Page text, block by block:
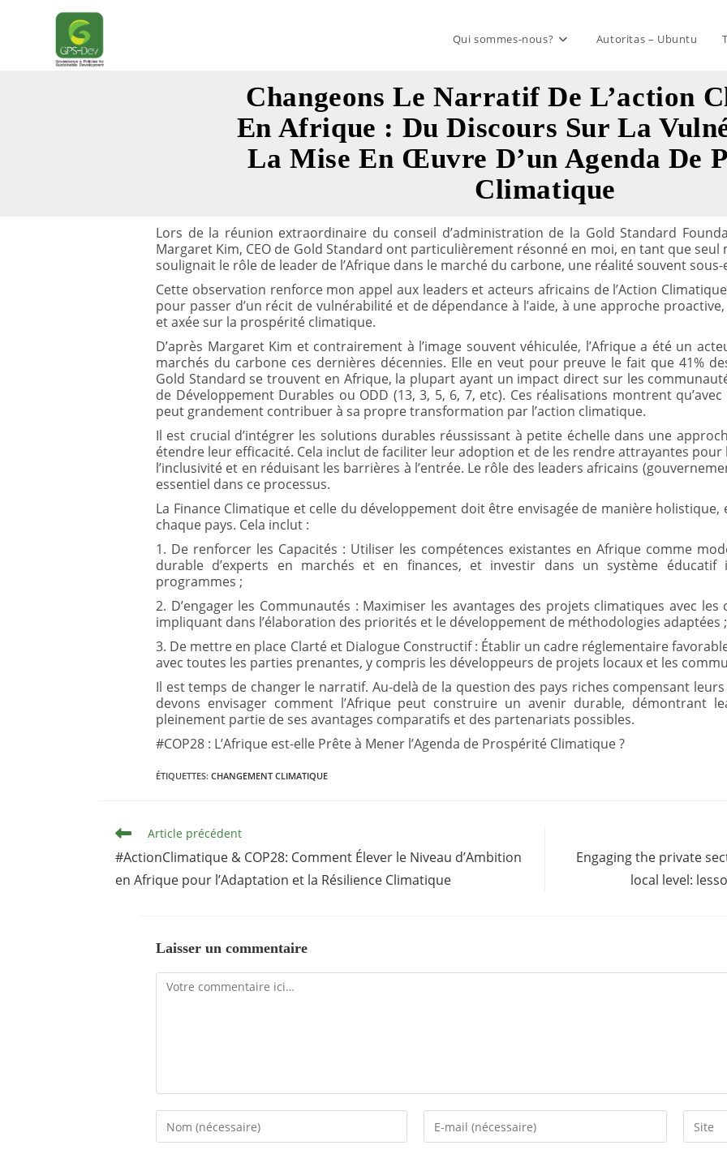
Qui sommes-nous? Autoritas – Ubuntu
Changeons Le Narratif De L’action
En Afrique : Du Discours Sur La
La Mise En Œuvre D’un Agenda De
Climatique
Lors de la réunion extraordinaire du conseil d’administration de la Gold Standard
Margaret Kim, CEO de Gold Standard ont particulièrement résonné en moi, en tant que
soulignait le rôle de leader de l’Afrique dans le marché du carbone, une réalité souvent
Cette observation renforce mon appel aux leaders et acteurs africains de l’Action
pour passer d’un récit de vulnérabilité et de dépendance à l’aide, à une approche
et axée sur la prospérité climatique.
D’après Margaret Kim et contrairement à l’image souvent véhiculée, l’Afrique a été un
marchés du carbone ces dernières décennies. Elle en veut pour preuve le fait que 41%
Gold Standard se trouvent en Afrique, la plupart ayant un impact direct sur les
de Développement Durables ou ODD (13, 3, 5, 6, 7, etc). Ces réalisations montrent
peut grandement contribuer à sa propre transformation par l’action climatique.
Il est crucial d’intégrer les solutions durables réussissant à petite échelle dans une
étendre leur efficacité. Cela inclut de faciliter leur adoption et de les rendre attrayantes
l’inclusivité et en réduisant les barrières à l’entrée. Le rôle des leaders africains
essentiel dans ce processus.
La Finance Climatique et celle du développement doit être envisagée de manière
chaque pays. Cela inclut :
1. De renforcer les Capacités : Utiliser les compétences existantes en Afrique comme
durable d’experts en marchés et en finances, et investir dans un système
programmes ;
2. D’engager les Communautés : Maximiser les avantages des projets climatiques avec
impliquant dans l’élaboration des priorités et le développement de méthodologies adaptées
3. De mettre en place Clarté et Dialogue Constructif : Établir un cadre réglementaire
avec toutes les parties prenantes, y compris les développeurs de projets locaux et les
Il est temps de changer le narratif. Au-delà de la question des pays riches compensant
devons envisager comment l’Afrique peut construire un avenir durable, démontrant
pleinement partie de ses avantages comparatifs et des partenariats possibles.
#COP28 : L’Afrique est-elle Prête à Mener l’Agenda de Prospérité Climatique ?
ÉTIQUETTES: CHANGEMENT CLIMATIQUE
Read
more
articles
Article précédent
#ActionClimatique & COP28: Comment Élever le Niveau d’Ambition
en Afrique pour l’Adaptation et la Résilience Climatique
Engaging the private
local level:
Laisser un commentaire
Comment
Enter
your
Enter
your
Saisir
l’URL